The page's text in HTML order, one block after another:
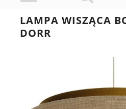
LAMPA WISZĄCA
DORR